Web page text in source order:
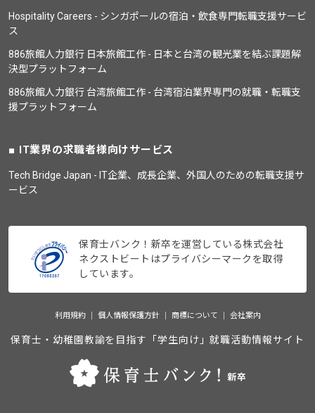
Hospitality Careers - シンガポールの宿泊・飲食専門転職支援サービ
ス
886旅館人力銀行 日本旅館工作 - 日本と台湾の観光業を結ぶ課題解
決型プラットフォーム
886旅館人力銀行 台湾旅館工作 - 台湾宿泊業界専門の就職・転職支
援プラットフォーム
IT業界の求職者様向けサービス
Tech Bridge Japan - IT企業、成長企業、外国人のための転職支援サ
ービス
保育士バンク！新卒を運営している株式会社
ネクストビートはプライバシーマークを取得
しています。
利用規約 個人情報保護方針 商標について 会社案内
保育士・幼稚園教諭を目指す「学生向け」就職活動情報サイト